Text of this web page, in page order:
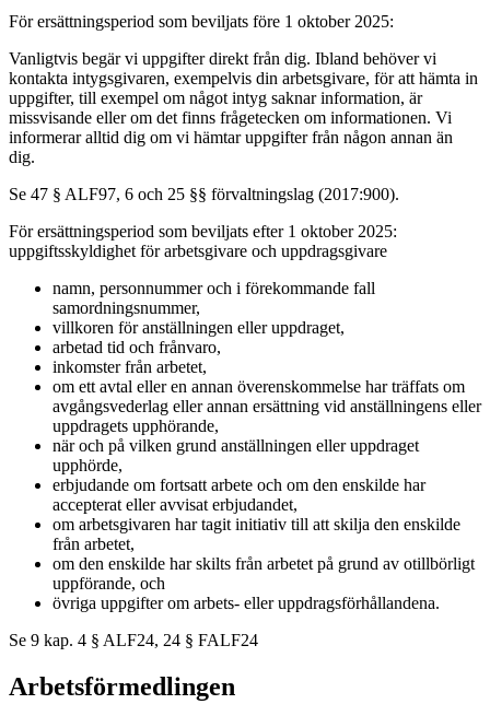
För ersättningsperiod som beviljats före 1 oktober 2025:
Vanligtvis begär vi uppgifter direkt från dig. Ibland behöver vi
kontakta intygsgivaren, exempelvis din arbetsgivare, för att hämta in
uppgifter, till exempel om något intyg saknar information, är
missvisande eller om det finns frågetecken om informationen. Vi
informerar alltid dig om vi hämtar uppgifter från någon annan än
dig.
Se 47 § ALF97, 6 och 25 §§ förvaltningslag (2017:900).
För ersättningsperiod som beviljats efter 1 oktober 2025:
uppgiftsskyldighet för arbetsgivare och uppdragsgivare
namn, personnummer och i förekommande fall
samordningsnummer,
villkoren för anställningen eller uppdraget,
arbetad tid och frånvaro,
inkomster från arbetet,
om ett avtal eller en annan överenskommelse har träffats om
avgångsvederlag eller annan ersättning vid anställningens eller
uppdragets upphörande,
när och på vilken grund anställningen eller uppdraget
upphörde,
erbjudande om fortsatt arbete och om den enskilde har
accepterat eller avvisat erbjudandet,
om arbetsgivaren har tagit initiativ till att skilja den enskilde
från arbetet,
om den enskilde har skilts från arbetet på grund av otillbörligt
uppförande, och
övriga uppgifter om arbets- eller uppdragsförhållandena.
Se 9 kap. 4 § ALF24, 24 § FALF24
Arbetsförmedlingen